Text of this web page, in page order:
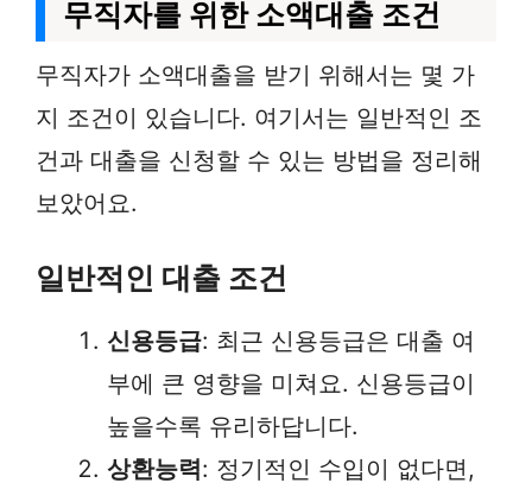
무직자를 위한 소액대출 조건
무직자가 소액대출을 받기 위해서는 몇 가
지 조건이 있습니다. 여기서는 일반적인 조
건과 대출을 신청할 수 있는 방법을 정리해
보았어요.
일반적인 대출 조건
신용등급: 최근 신용등급은 대출 여
부에 큰 영향을 미쳐요. 신용등급이
높을수록 유리하답니다.
상환능력: 정기적인 수입이 없다면,